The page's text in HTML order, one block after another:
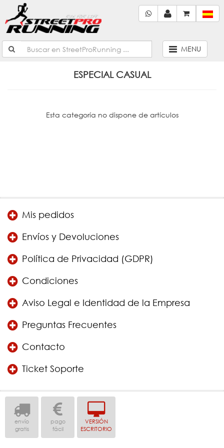
MENU
ESPECIAL CASUAL
Esta categoría no dispone de artículos
Mis pedidos
Envíos y Devoluciones
Política de Privacidad (GDPR)
Condiciones
Aviso Legal e Identidad de la Empresa
Preguntas Frecuentes
Contacto
Ticket Soporte
envío
gratis
pago
fácil
VERSIÓN
ESCRITORIO